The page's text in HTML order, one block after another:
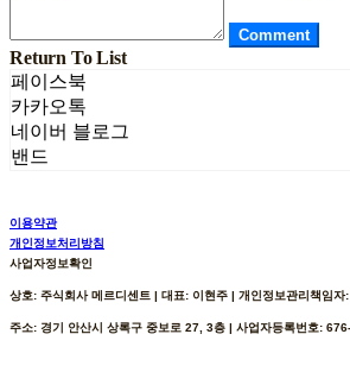
Comment
Return To List
페이스북
카카오톡
네이버 블로그
밴드
이용약관
개인정보처리방침
사업자정보확인
상호: 주식회사 메르디센트 | 대표: 이현주 | 개인정보관리책
주소: 경기 안산시 상록구 중보로 27, 3층 | 사업자등록번호: